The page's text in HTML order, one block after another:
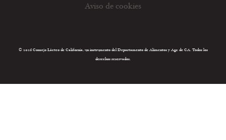
Aviso de cookies
© 2026 Consejo Lácteo de California, un instrumento del Departamento de Alimentos y Agr. de CA. Todos los
derechos reservados.